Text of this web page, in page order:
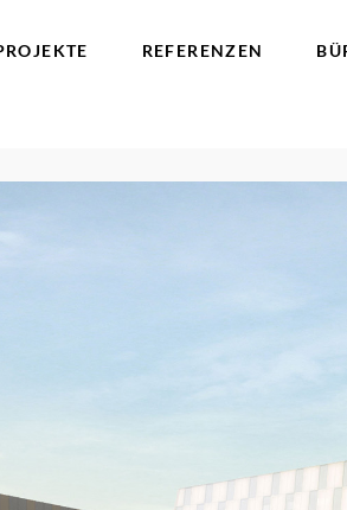
REFERENZEN